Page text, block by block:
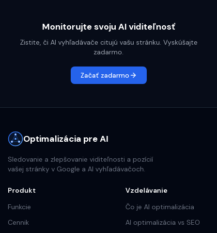
Monitorujte svoju AI viditeľnosť
Zistite, či AI vyhľadávače citujú vašu stránku. Vyskúšajte
zadarmo.
Začať zadarmo
Optimalizácia pre AI
Sledovanie a zlepšovanie viditeľnosti a pozícií
vašej stránky v Google a AI vyhľadávačoch.
Produkt
Funkcie
Cennik
Vzdelávanie
Čo je AI optimalizácia
AI optimalizácia vs SEO